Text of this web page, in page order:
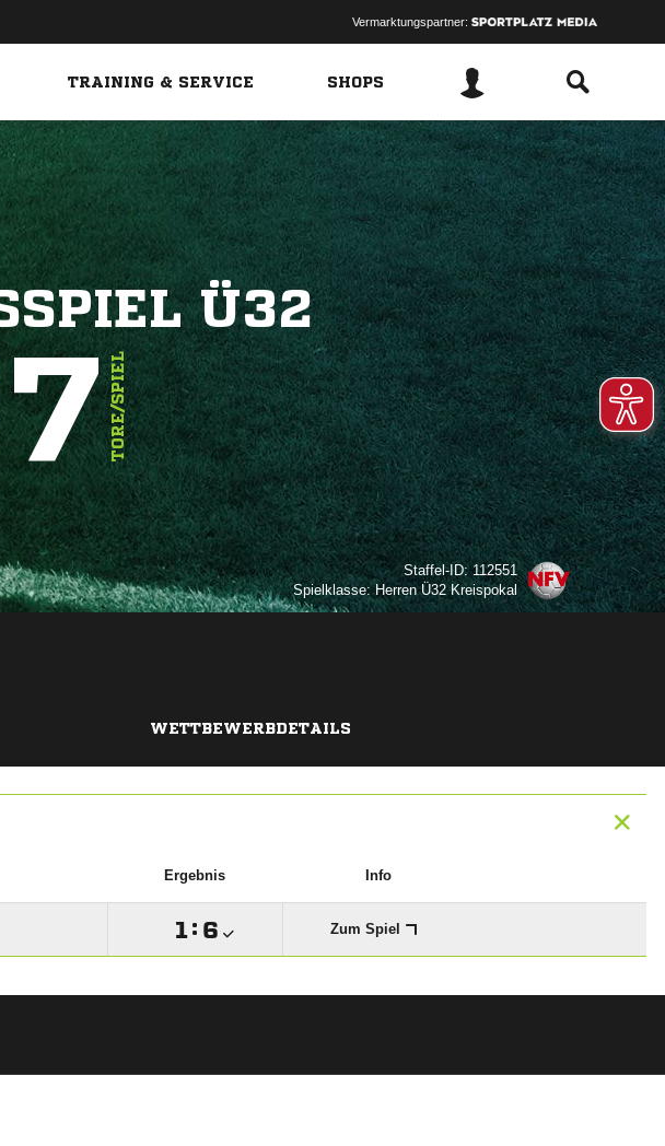
Vermarktungspartner:
TRAINING & SERVICE SHOPS
Ü32
7TORE/SPIEL
Staffel-ID: 112551
Spielklasse: Herren Ü32 Kreispokal
WETTBEWERBDETAILS
Ergebnis Info
:  Zum Spiel